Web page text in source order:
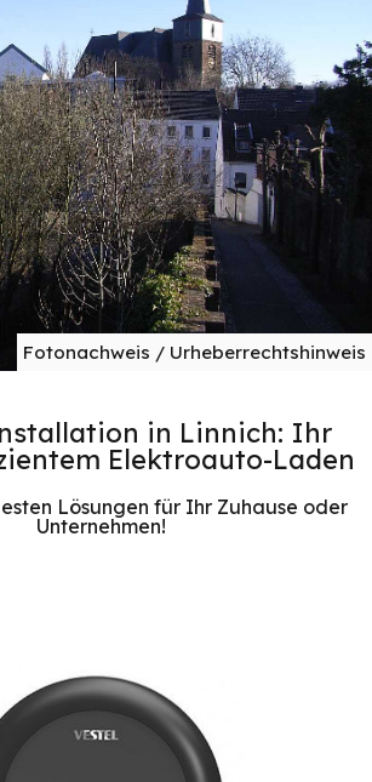
Fotonachweis / Urheberrechtshinweis
in Linnich: Ihr
Elektroauto-Laden
Lösungen für Ihr Zuhause oder
Unternehmen!